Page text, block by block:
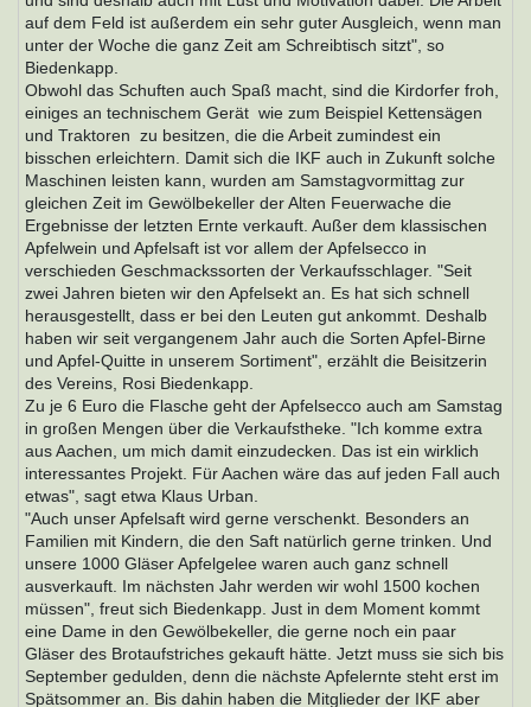
auf dem Feld ist außerdem ein sehr guter Ausgleich, wenn man
unter der Woche die ganz Zeit am Schreibtisch sitzt", so
Biedenkapp.
Obwohl das Schuften auch Spaß macht, sind die Kirdorfer froh,
einiges an technischem Gerät  wie zum Beispiel Kettensägen
und Traktoren  zu besitzen, die die Arbeit zumindest ein
bisschen erleichtern. Damit sich die IKF auch in Zukunft solche
Maschinen leisten kann, wurden am Samstagvormittag zur
gleichen Zeit im Gewölbekeller der Alten Feuerwache die
Ergebnisse der letzten Ernte verkauft. Außer dem klassischen
Apfelwein und Apfelsaft ist vor allem der Apfelsecco in
verschieden Geschmackssorten der Verkaufsschlager. "Seit
zwei Jahren bieten wir den Apfelsekt an. Es hat sich schnell
herausgestellt, dass er bei den Leuten gut ankommt. Deshalb
haben wir seit vergangenem Jahr auch die Sorten Apfel-Birne
und Apfel-Quitte in unserem Sortiment", erzählt die Beisitzerin
des Vereins, Rosi Biedenkapp.
Zu je 6 Euro die Flasche geht der Apfelsecco auch am Samstag
in großen Mengen über die Verkaufstheke. "Ich komme extra
aus Aachen, um mich damit einzudecken. Das ist ein wirklich
interessantes Projekt. Für Aachen wäre das auf jeden Fall auch
etwas", sagt etwa Klaus Urban.
"Auch unser Apfelsaft wird gerne verschenkt. Besonders an
Familien mit Kindern, die den Saft natürlich gerne trinken. Und
unsere 1000 Gläser Apfelgelee waren auch ganz schnell
ausverkauft. Im nächsten Jahr werden wir wohl 1500 kochen
müssen", freut sich Biedenkapp. Just in dem Moment kommt
eine Dame in den Gewölbekeller, die gerne noch ein paar
Gläser des Brotaufstriches gekauft hätte. Jetzt muss sie sich bis
September gedulden, denn die nächste Apfelernte steht erst im
Spätsommer an. Bis dahin haben die Mitglieder der IKF aber